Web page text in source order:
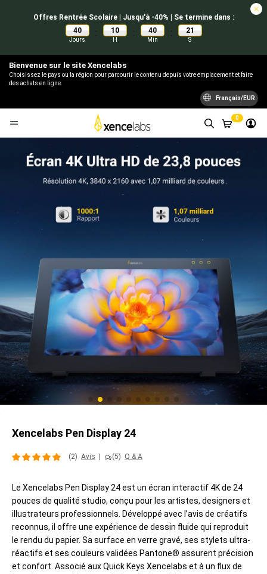
Offres Rentrée Scolaire | Jusqu'à -40% | Se termine dans :
40
Jours
: 10
H
: 40
Min
: 20
S
Bienvenue sur le site Xencelabs
Choisissez le pays ou la région pour parcourir le contenu depuis votre emplacement et faire
des achats en ligne.
Français/EUR
0
Xencelabs Pen Display 24
(2) Avis (5) Q & A
Le Xencelabs Pen Display 24 est un écran interactif 4K de 24
pouces de qualité studio, conçu pour les artistes, designers et
illustrateurs professionnels. Développé avec l’avis de créatifs
reconnus, il offre une expérience de dessin fluide qui reproduit
le rendu du papier. Sa surface en verre gravé, ses stylets ultra-
réactifs et ses couleurs validées Pantone® assurent précision
et confort. Associé aux Quick Keys Xencelabs et à un flux de